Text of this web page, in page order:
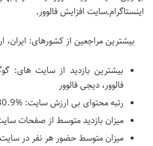
اینستاگرام,سایت افزایش فالوور,
بیشترین مراجعین از کشورهای: ایران،
بیشترین بازدید از سایت های:
فالوور، دیجی فالوور
رتبه محتوای بی ارزش سایت: %30.9
میزان بازدید متوسط از صفحات سایت:
میزان متوسط حضور هر نفر در سایت: